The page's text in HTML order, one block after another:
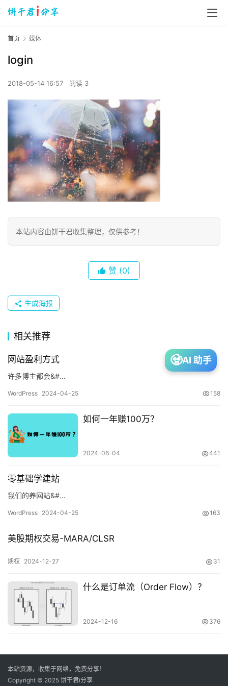
首
页
数
字
生
赚
投
站
A
资
导
航
心
首页 媒体
login
2018-05-14 16:57 阅读 3
本站内容由饼干君收集整理，仅供参考！
赞 (0)
生成海报
相关推荐
网站盈利方式
许多博主都会&#…
WordPress 2024-04-25 158
如何一年赚100万？
2024-06-04 441
零基础学建站
我们的养网站&#…
WordPress 2024-04-25 163
美股期权交易-MARA/CLSR
期权 2024-12-27 31
什么是订单流（Order Flow）？
2024-12-16 376
本站资源，收集于网络，免费分享！
Copyright © 2025 饼干君i分享
🧟AI 助手